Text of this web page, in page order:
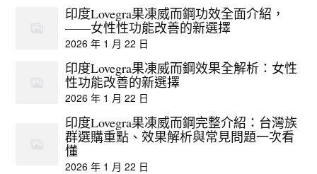
印度Lovegra果凍威而鋼功效全面介紹，
——女性性功能改善的新選擇
2026 年 1 月 22 日
印度Lovegra果凍威而鋼效果全解析：女性
性功能改善的新選擇
2026 年 1 月 22 日
印度Lovegra果凍威而鋼完整介紹：台灣族
群選購重點、效果解析與常見問題一次看
懂
2026 年 1 月 22 日